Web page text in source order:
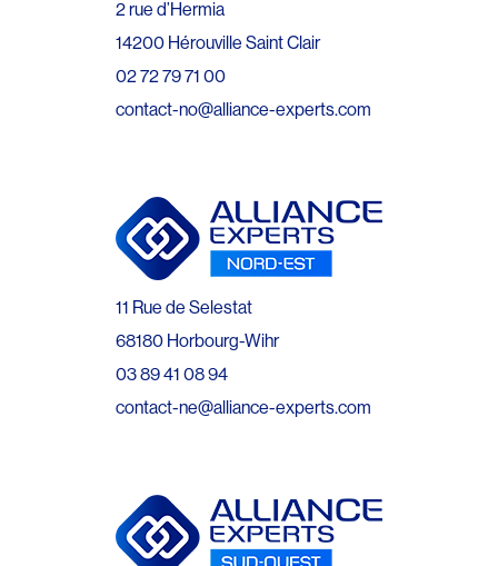
2 rue d’Hermia
14200 Hérouville Saint Clair
02 72 79 71 00
contact-no@alliance-experts.com
11 Rue de Selestat
68180 Horbourg-Wihr
03 89 41 08 94
contact-ne@alliance-experts.com